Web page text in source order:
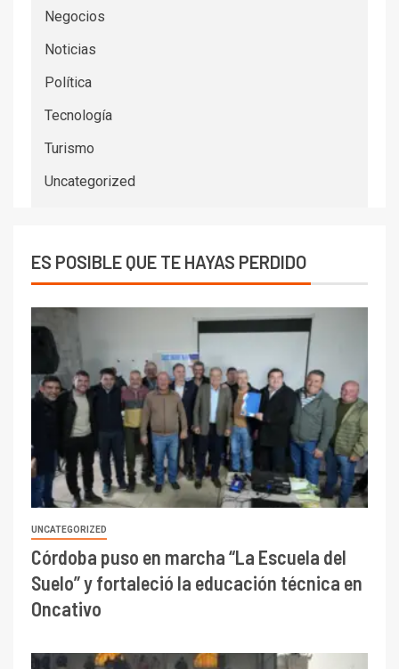
Negocios
Noticias
Política
Tecnología
Turismo
Uncategorized
ES POSIBLE QUE TE HAYAS PERDIDO
UNCATEGORIZED
Córdoba puso en marcha “La Escuela del
Suelo” y fortaleció la educación técnica en
Oncativo